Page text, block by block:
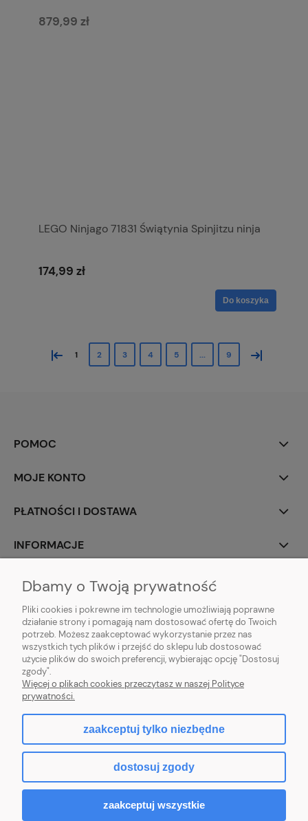
879,99 zł
LEGO Ninjago 71831 Świątynia Spinjitzu ninja
174,99 zł
Do koszyka
« 1 2 3 4 5 ... 9 »
POMOC
MOJE KONTO
PŁATNOŚCI I DOSTAWA
INFORMACJE
O NAS
Sklep z klockami LEGO, Playmobil, modelami Schleich, Bburago, Siku,
zabawkami dla dziewczynek Baby Born, Baby Annabell, Top Model oraz
artykułami modelarskimi Games Workshop, Tamiya, Revell.
Copyright © 2026 tommytoys.pl Wszystkie prawa zastrzeżone.
Sklep internetowy Shoper.pl
Dbamy o Twoją prywatność
Pliki cookies i pokrewne im technologie umożliwiają poprawne
działanie strony i pomagają nam dostosować ofertę do Twoich
potrzeb. Możesz zaakceptować wykorzystanie przez nas
wszystkich tych plików i przejść do sklepu lub dostosować
użycie plików do swoich preferencji, wybierając opcję "Dostosuj
zgody".
Więcej o plikach cookies przeczytasz w naszej Polityce
prywatności.
zaakceptuj tylko niezbędne
dostosuj zgody
zaakceptuj wszystkie